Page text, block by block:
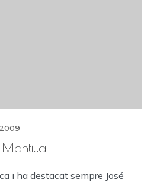
i ha destacat sempre José